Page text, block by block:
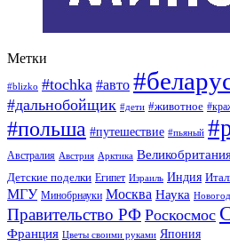
Метки
#blizko #tochka #авто
#дальнобойщик #дети #животное
#польша #путешествие #пьяный
Австралия Австрия Арктика
Детские поделки Египет Израиль Индия
МГУ Минобрнауки Москва Наука
Правительство РФ Роскосмос
Франция Цветы своими руками Япония